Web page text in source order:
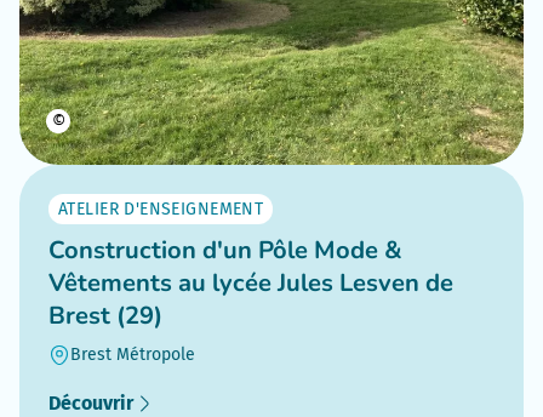
©
ATELIER D'ENSEIGNEMENT
Construction d'un Pôle Mode &
Vêtements au lycée Jules Lesven de
Brest (29)
Brest Métropole
Découvrir